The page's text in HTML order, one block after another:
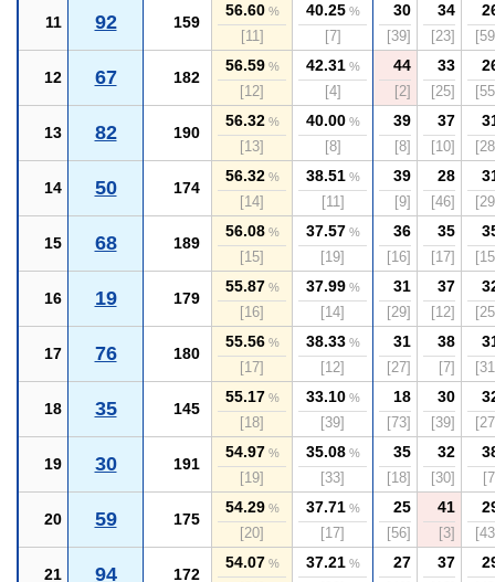
11 92 159
56.60%
[11]
40.25%
[7]
30
[39]
34
[23]
12 67 182
56.59%
[12]
42.31%
[4]
44
[2]
33
[25]
13 82 190
56.32%
[13]
40.00%
[8]
39
[8]
37
[10]
14 50 174
56.32%
[14]
38.51%
[11]
39
[9]
28
[46]
15 68 189
56.08%
[15]
37.57%
[19]
36
[16]
35
[17]
16 19 179
55.87%
[16]
37.99%
[14]
31
[29]
37
[12]
17 76 180
55.56%
[17]
38.33%
[12]
31
[27]
38
[7]
18 35 145
55.17%
[18]
33.10%
[39]
18
[73]
30
[39]
19 30 191
54.97%
[19]
35.08%
[33]
35
[18]
32
[30]
20 59 175
54.29%
[20]
37.71%
[17]
25
[56]
41
[3]
21 94 172
54.07% 37.21% 27 37